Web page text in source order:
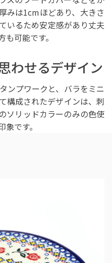
みは1cmほどあり、大きさ
いるため安定感があり丈夫
可能です。
わせるデザイン
ンプワークと、バラをミニ
構成されたデザインは、刺
ソリッドカラーのみの色使
です。